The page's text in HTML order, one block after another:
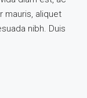
mauris, aliquet
nibh. Duis